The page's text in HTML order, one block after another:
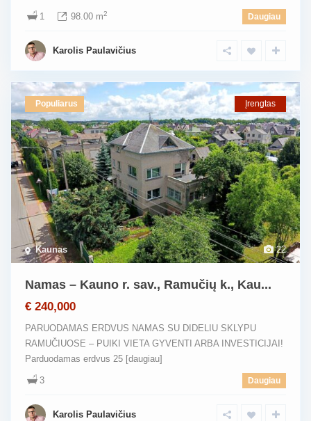
1 98.00 m2 Daugiau
Karolis Paulavičius
22
Kaunas
Populiarus Įrengtas
Namas – Kauno r. sav., Ramučių k., Kau...
€ 240,000
PARUODAMAS ERDVUS NAMAS SU DIDELIU SKLYPU
RAMUČIUOSE – PUIKI VIETA GYVENTI ARBA INVESTICIJAI!
Parduodamas erdvus 25 [daugiau]
3 Daugiau
Karolis Paulavičius